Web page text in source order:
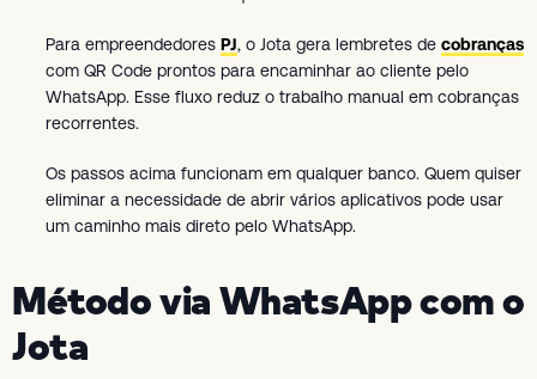
Para empreendedores PJ, o Jota gera lembretes de cobranças
com QR Code prontos para encaminhar ao cliente pelo
WhatsApp. Esse fluxo reduz o trabalho manual em cobranças
recorrentes.
Os passos acima funcionam em qualquer banco. Quem quiser
eliminar a necessidade de abrir vários aplicativos pode usar
um caminho mais direto pelo WhatsApp.
Método via WhatsApp com o
Jota